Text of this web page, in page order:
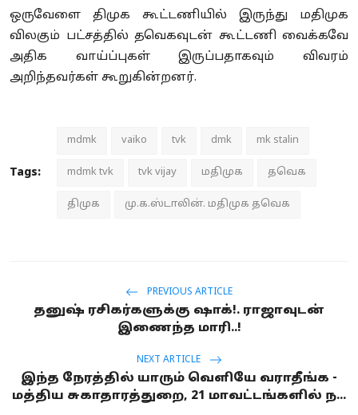
ஒருவேளை திமுக கூட்டணியில் இருந்து மதிமுக
விலகும் பட்சத்தில் தவெகவுடன் கூட்டணி வைக்கவே
அதிக வாய்ப்புகள் இருப்பதாகவும் விவரம்
அறிந்தவர்கள் கூறுகின்றனர்.
Tags:
mdmk vaiko tvk dmk mk stalin
mdmk tvk tvk vijay மதிமுக தவெக
திமுக மு.க.ஸ்டாலின். மதிமுக தவெக
PREVIOUS ARTICLE
தனுஷ் ரசிகர்களுக்கு ஷாக்!. ராஜாவுடன்
இணைந்த மாரி..!
NEXT ARTICLE
இந்த நேரத்தில் யாரும் வெளியே வராதீங்க -
மத்திய சுகாதாரத்துறை, 21 மாவட்டங்களில் ந...